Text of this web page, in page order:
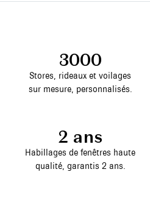
3000
Stores, rideaux et voilages
sur mesure, personnalisés.
2 ans
Habillages de fenêtres haute
qualité, garantis 2 ans.